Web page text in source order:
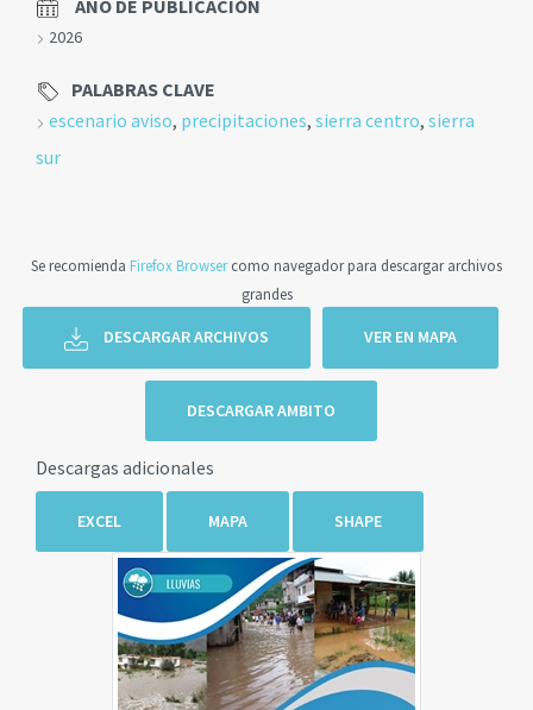
AÑO DE PUBLICACIÓN
2026
PALABRAS CLAVE
escenario aviso, precipitaciones, sierra centro, sierra
sur
Se recomienda Firefox Browsercomo navegador para descargar archivos
grandes
DESCARGAR ARCHIVOS VER EN MAPA
DESCARGAR AMBITO
Descargas adicionales
EXCEL MAPA SHAPE